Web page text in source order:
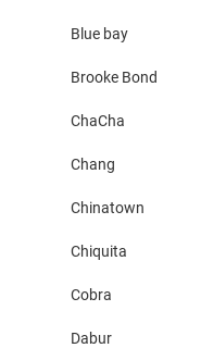
Blue bay
Brooke Bond
ChaCha
Chang
Chinatown
Chiquita
Cobra
Dabur